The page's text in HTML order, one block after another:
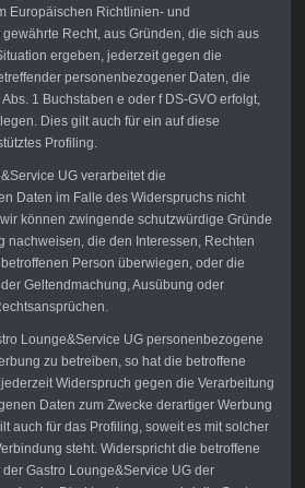
Europäischen Richtlinien- und
Recht, aus Gründen, die sich aus
ergeben, jederzeit gegen die
personenbezogener Daten, die
1 Buchstaben e oder f DS-GVO erfolgt,
Dies gilt auch für ein auf diese
Profiling.
UG verarbeitet die
Daten im Falle des Widerspruchs nicht
können zwingende schutzwürdige Gründe
nachweisen, die den Interessen, Rechten
Person überwiegen, oder die
Geltendmachung, Ausübung oder
Lounge&Service UG personenbezogene
zu betreiben, so hat die betroffene
Widerspruch gegen die Verarbeitung
Daten zum Zwecke derartiger Werbung
auch für das Profiling, soweit es mit solcher
steht. Widerspricht die betroffene
Gastro Lounge&Service UG der